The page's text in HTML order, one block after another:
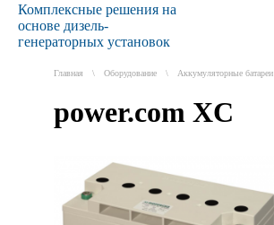
Комплексные решения на
основе дизель-
генераторных установок
Главная \ Оборудование \ Аккумуляторные батареи
power.com XC